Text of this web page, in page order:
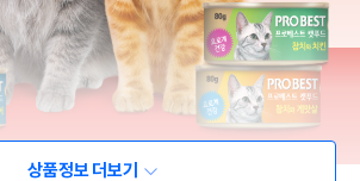
상품정보 더보기